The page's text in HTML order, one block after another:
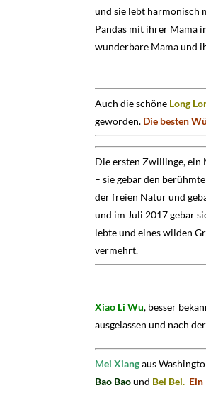
und sie lebt harmonisch
Pandas mit ihrer Mama
wunderbare Mama und
Auch die schöne Long
geworden. Die besten
Die ersten Zwillinge, ein
– sie gebar den
der freien Natur und
und im Juli 2017 gebar
lebte und eines wilden
vermehrt.
Xiao Li Wu, besser
ausgelassen und nach
Mei Xiangaus
Bao Baound Bei Bei. Ein